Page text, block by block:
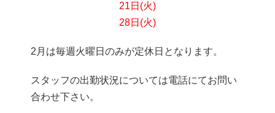
21日(火)
28日(火)
2月は毎週火曜日のみが定休日となります。
スタッフの出勤状況については電話にてお問い
合わせ下さい。